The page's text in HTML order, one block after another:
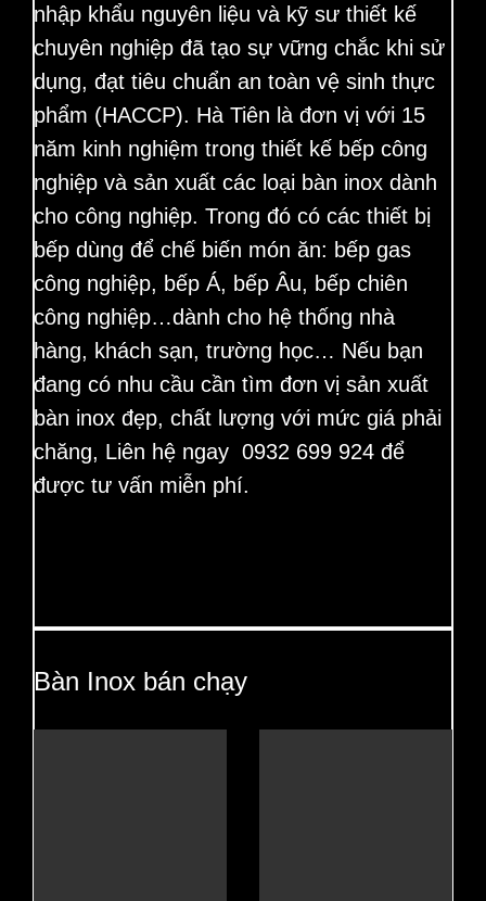
nhập khẩu nguyên liệu và kỹ sư thiết kế
chuyên nghiệp đã tạo sự vững chắc khi sử
dụng, đạt tiêu chuẩn an toàn vệ sinh thực
phẩm (HACCP). Hà Tiên là đơn vị với 15
năm kinh nghiệm trong thiết kế bếp công
nghiệp và sản xuất các loại bàn inox dành
cho công nghiệp. Trong đó có các thiết bị
bếp dùng để chế biến món ăn: bếp gas
công nghiệp, bếp Á, bếp Âu, bếp chiên
công nghiệp…dành cho hệ thống nhà
hàng, khách sạn, trường học… Nếu bạn
đang có nhu cầu cần tìm đơn vị sản xuất
bàn inox đẹp, chất lượng với mức giá phải
chăng, Liên hệ ngay 0932 699 924 để
được tư vấn miễn phí.
Bàn Inox bán chạy